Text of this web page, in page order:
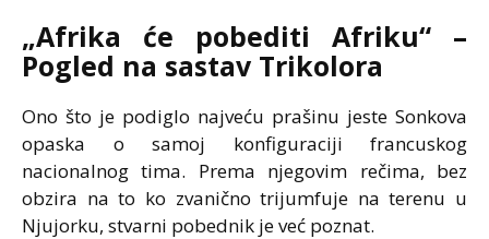
„Afrika će pobediti Afriku“ –
Pogled na sastav Trikolora
Ono što je podiglo najveću prašinu jeste Sonkova
opaska o samoj konfiguraciji francuskog
nacionalnog tima. Prema njegovim rečima, bez
obzira na to ko zvanično trijumfuje na terenu u
Njujorku, stvarni pobednik je već poznat.